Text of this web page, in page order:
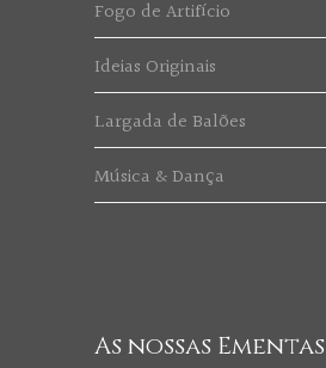
Fogo de Artifício
Ideias Originais
Largada de Balões
Música & Dança
As nossas Ementas